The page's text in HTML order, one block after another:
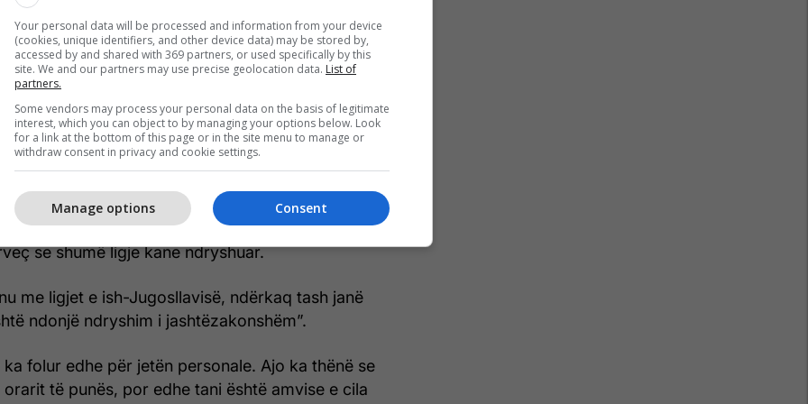
dhe ka qenë pak e vështirë, ka qenë pak
me ua shpjegu edhe palëve që të jesh gjyqtare
se shpesh më kanë përzier me daktilografe”.
ka pasur shumë gjyqtare, sidomos vitet e
shumë femra të cilat vendosin me marrë
dhe tashmë është përditshmëri, nuk është
ka thënë Daka.
në vitet e 80’ta dhe të jesh tani nuk ka
se shumë ligje kane ndryshuar.
me ligjet e ish-Jugosllavisë, ndërkaq tash janë
ndonjë ndryshim i jashtëzakonshëm”.
folur edhe për jetën personale. Ajo ka thënë se
të punës, por edhe tani është amvise e cila
Your personal data will be processed and information from your device
(cookies, unique identifiers, and other device data) may be stored by,
accessed by and shared with 369 partners, or used specifically by this
site. We and our partners may use precise geolocation data. List of
partners.
Some vendors may process your personal data on the basis of legitimate
interest, which you can object to by managing your options below. Look
for a link at the bottom of this page or in the site menu to manage or
withdraw consent in privacy and cookie settings.
Consent
Manage options